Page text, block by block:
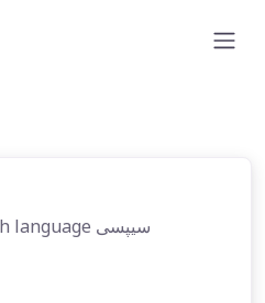
English-Ottoman Turkish language سیپسی